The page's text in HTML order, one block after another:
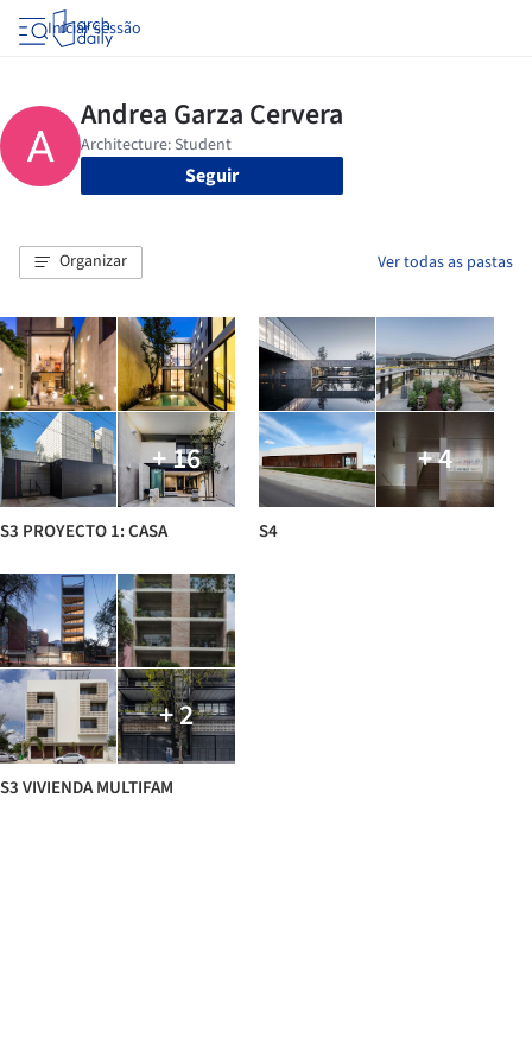
Iniciar sessão
Seguir
Organizar Ver todas as pastas
+ 16
S3 PROYECTO 1: CASA
+ 4
S4
+ 2
S3 VIVIENDA MULTIFAM